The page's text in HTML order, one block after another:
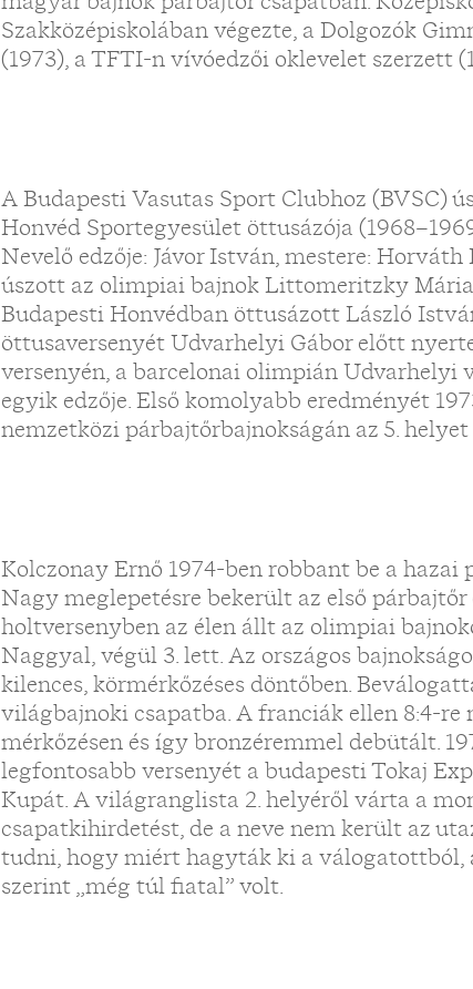
Szakközépiskolában végezte, a Dolgozók
(1973), a TFTI-n vívóedzői oklevelet szerzett
A Budapesti Vasutas Sport Clubhoz (BVSC)
Honvéd Sportegyesület öttusázója
Nevelő edzője: Jávor István, mestere:
úszott az olimpiai bajnok Littomeritzky
Budapesti Honvédban öttusázott László
öttusaversenyét Udvarhelyi Gábor előtt
versenyén, a barcelonai olimpián Udvarhelyi
egyik edzője. Első komolyabb eredményét
nemzetközi párbajtőrbajnokságán az 5. helyet
Kolczonay Ernő 1974-ben robbant be a hazai
Nagy meglepetésre bekerült az első
holtversenyben az élen állt az olimpiai
Naggyal, végül 3. lett. Az országos
kilences, körmérkőzéses döntőben.
világbajnoki csapatba. A franciák ellen 8:4-
mérkőzésen és így bronzéremmel debütált.
legfontosabb versenyét a budapesti Tokaj
Kupát. A világranglista 2. helyéről várta a
csapatkihirdetést, de a neve nem került az
tudni, hogy miért hagyták ki a válogatottból,
szerint „még túl fiatal” volt.